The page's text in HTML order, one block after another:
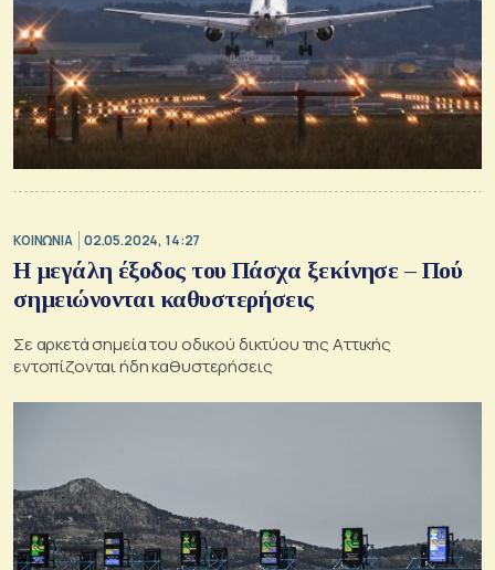
ΚΟΙΝΩΝΙΑ 02.05.2024, 14:27
Η μεγάλη έξοδος του Πάσχα ξεκίνησε – Πού
σημειώνονται καθυστερήσεις
Σε αρκετά σημεία του οδικού δικτύου της Αττικής
εντοπίζονται ήδη καθυστερήσεις